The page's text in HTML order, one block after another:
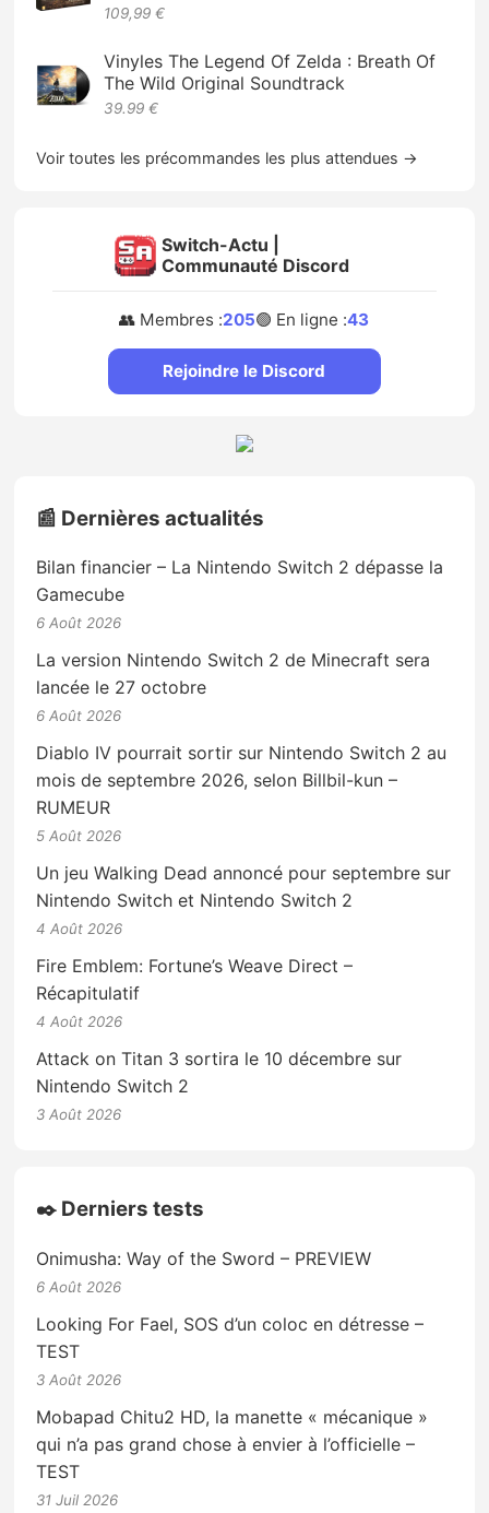
109,99 €
Vinyles The Legend Of Zelda : Breath Of
The Wild Original Soundtrack
39.99 €
Voir toutes les précommandes les plus attendues →
Switch-Actu |
Communauté Discord
👥 Membres :205🟢 En ligne :43
Rejoindre le Discord
📰 Dernières actualités
Bilan financier – La Nintendo Switch 2 dépasse la
Gamecube
6 Août 2026
La version Nintendo Switch 2 de Minecraft sera
lancée le 27 octobre
6 Août 2026
Diablo IV pourrait sortir sur Nintendo Switch 2 au
mois de septembre 2026, selon Billbil-kun –
RUMEUR
5 Août 2026
Un jeu Walking Dead annoncé pour septembre sur
Nintendo Switch et Nintendo Switch 2
4 Août 2026
Fire Emblem: Fortune’s Weave Direct –
Récapitulatif
4 Août 2026
Attack on Titan 3 sortira le 10 décembre sur
Nintendo Switch 2
3 Août 2026
✒️ Derniers tests
Onimusha: Way of the Sword – PREVIEW
6 Août 2026
Looking For Fael, SOS d’un coloc en détresse –
TEST
3 Août 2026
Mobapad Chitu2 HD, la manette « mécanique »
qui n’a pas grand chose à envier à l’officielle –
TEST
31 Juil 2026